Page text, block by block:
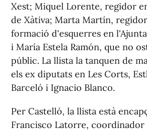
Xest; Miquel Lorente, regidor
de Xàtiva; Marta Martín,
formació d'esquerres en
i María Estela Ramón, que no
públic. La llista la tanquen de
els ex diputats en Les Corts,
Barceló i Ignacio Blanco.
Per Castelló, la llista està
Francisco Latorre, coordinador